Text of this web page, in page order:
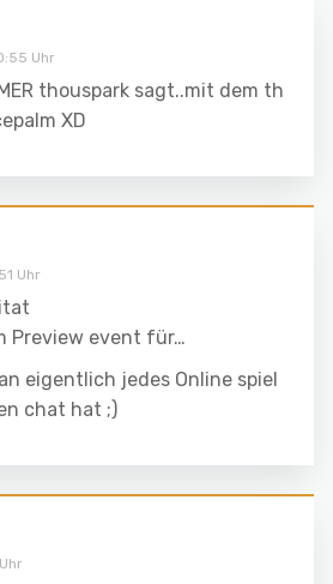
Uhr
thouspark sagt..mit dem th
XD
Uhr
Preview event für…
eigentlich jedes Online spiel
chat hat ;)